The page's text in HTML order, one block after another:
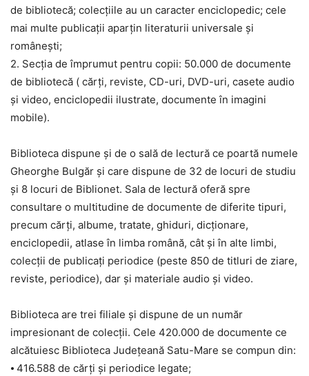
de bibliotecă; colecţiile au un caracter enciclopedic; cele
mai multe publicaţii aparţin literaturii universale şi
româneşti;
2. Secţia de împrumut pentru copii: 50.000 de documente
de bibliotecă ( cărţi, reviste, CD-uri, DVD-uri, casete audio
şi video, enciclopedii ilustrate, documente în imagini
mobile).
Biblioteca dispune şi de o sală de lectură ce poartă numele
Gheorghe Bulgăr şi care dispune de 32 de locuri de studiu
şi 8 locuri de Biblionet. Sala de lectură oferă spre
consultare o multitudine de documente de diferite tipuri,
precum cărţi, albume, tratate, ghiduri, dicţionare,
enciclopedii, atlase în limba română, cât şi în alte limbi,
colecţii de publicaţi periodice (peste 850 de titluri de ziare,
reviste, periodice), dar şi materiale audio şi video.
Biblioteca are trei filiale şi dispune de un număr
impresionant de colecţii. Cele 420.000 de documente ce
alcătuiesc Biblioteca Judeţeană Satu-Mare se compun din:
⦁ 416.588 de cărţi şi periodice legate;